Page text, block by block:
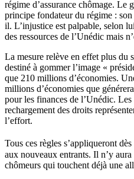
régime d’assurance chômage. Le
principe fondateur du régime :
il. L’injustice est palpable, selon
des ressources de l’Unédic mais
La mesure relève en effet plus du
destiné à gommer l’image «
que 210 millions d’économies.
millions d’économies que
pour les finances de l’Unédic.
rechargement des droits
l’effort.
Tous ces règles s’appliqueront dès
aux nouveaux entrants. Il n’y
chômeurs qui touchent déjà une